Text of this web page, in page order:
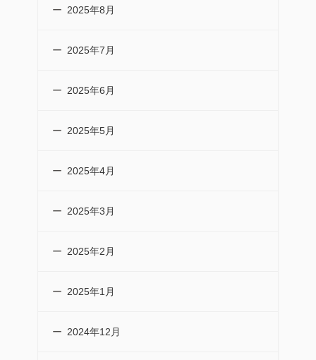
2025年8月
2025年7月
2025年6月
2025年5月
2025年4月
2025年3月
2025年2月
2025年1月
2024年12月